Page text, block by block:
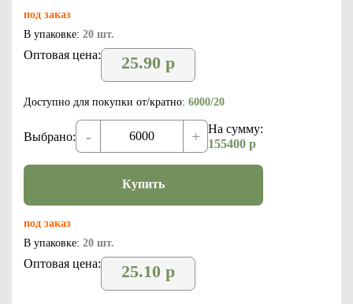
под заказ
В упаковке: 20 шт.
Оптовая цена: 25.90 р
Доступно для покупки от/кратно: 6000/20
Выбрано: - +
На сумму:
155400 р
Купить
под заказ
В упаковке: 20 шт.
Оптовая цена: 25.10 р